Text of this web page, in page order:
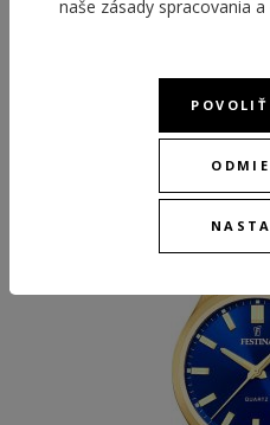
naše zásady spracovania
POVOLIŤ